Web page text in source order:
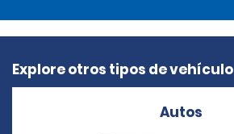
Explore otros tipos de vehículo
Autos